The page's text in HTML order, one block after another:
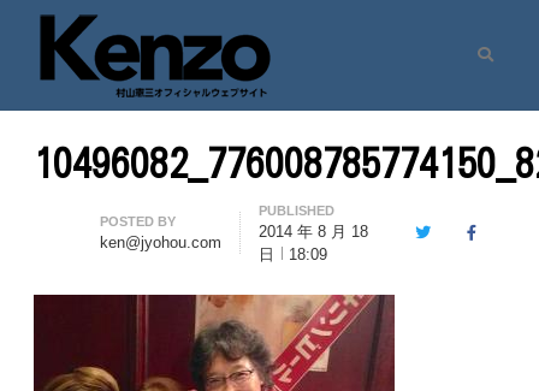
七転八起 – 村山憲三 Official Site
村山憲三ウェブサイト
Author
POSTED BY
ken@jyohou.com
PUBLISHED
2014 年 8 月 18
日
18:09
TwitterFacebook